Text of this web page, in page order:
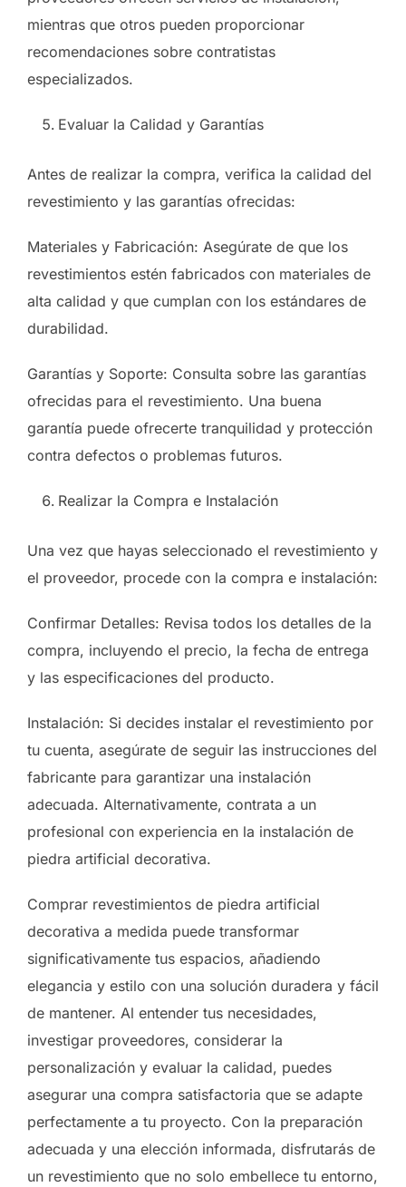
mientras que otros pueden proporcionar
recomendaciones sobre contratistas
especializados.
Evaluar la Calidad y Garantías
Antes de realizar la compra, verifica la calidad del
revestimiento y las garantías ofrecidas:
Materiales y Fabricación: Asegúrate de que los
revestimientos estén fabricados con materiales de
alta calidad y que cumplan con los estándares de
durabilidad.
Garantías y Soporte: Consulta sobre las garantías
ofrecidas para el revestimiento. Una buena
garantía puede ofrecerte tranquilidad y protección
contra defectos o problemas futuros.
Realizar la Compra e Instalación
Una vez que hayas seleccionado el revestimiento y
el proveedor, procede con la compra e instalación:
Confirmar Detalles: Revisa todos los detalles de la
compra, incluyendo el precio, la fecha de entrega
y las especificaciones del producto.
Instalación: Si decides instalar el revestimiento por
tu cuenta, asegúrate de seguir las instrucciones del
fabricante para garantizar una instalación
adecuada. Alternativamente, contrata a un
profesional con experiencia en la instalación de
piedra artificial decorativa.
Comprar revestimientos de piedra artificial
decorativa a medida puede transformar
significativamente tus espacios, añadiendo
elegancia y estilo con una solución duradera y fácil
de mantener. Al entender tus necesidades,
investigar proveedores, considerar la
personalización y evaluar la calidad, puedes
asegurar una compra satisfactoria que se adapte
perfectamente a tu proyecto. Con la preparación
adecuada y una elección informada, disfrutarás de
un revestimiento que no solo embellece tu entorno,